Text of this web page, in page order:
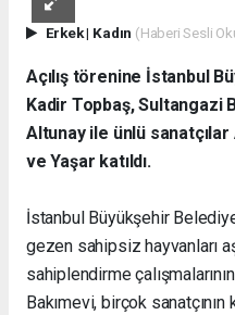
Erkek| Kadın (Haberi Sesli
Açılış törenine İstanbul
Kadir Topbaş, Sultangazi
Altunay ile ünlü
ve Yaşar katıldı.
İstanbul Büyükşehir
gezen sahipsiz hayvanları
sahiplendirme
Bakımevi, birçok sanatçının